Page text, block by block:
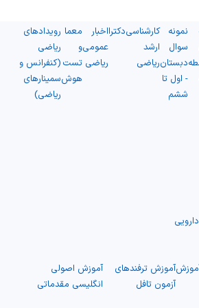
نمونه
سوال
دبستان
- اول تا
ششم
کارشناسی
ارشد
ریاضی
دکترااخبار
عمومی
ریاضی
معما
و
تست
هوش
رویدادهای
ریاضی
(کنفرانس و
سمینارهای
ریاضی)
آموزش ترفندهای
آزمون تافل
آموزش اصولی
انگلیسی مقدماتی